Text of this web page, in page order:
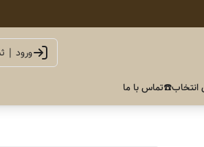
ورود |
انتخاب☎️تماس با ما